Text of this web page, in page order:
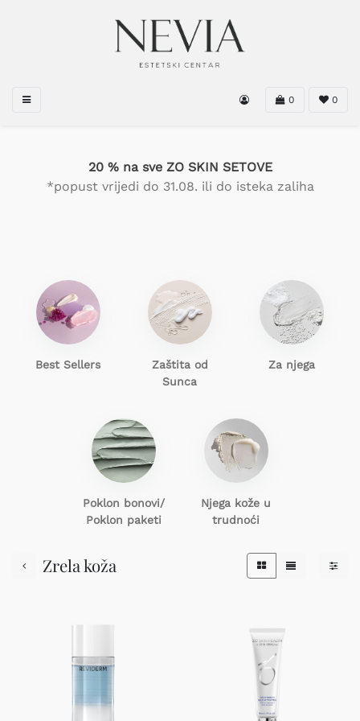
0 0
20 % na sve ZO SKIN SETOVE
*popust vrijedi do 31.08. ili do isteka zaliha
Best Sellers
Zaštita od
Sunca
Za njega
Poklon bonovi/
Poklon paketi
Njega kože u
trudnoći
Zrela koža